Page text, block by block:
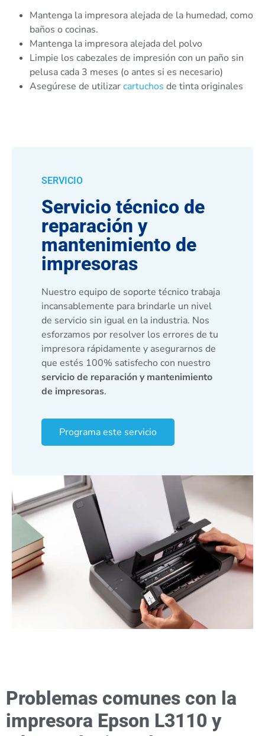
Mantenga la impresora alejada de la humedad, como
baños o cocinas.
Mantenga la impresora alejada del polvo
Limpie los cabezales de impresión con un paño sin
pelusa cada 3 meses (o antes si es necesario)
Asegúrese de utilizarcartuchos de tinta originales
SERVICIO
Servicio técnico de
reparación y
mantenimiento de
impresoras
Nuestro equipo de soporte técnico trabaja
incansablemente para brindarle un nivel
de servicio sin igual en la industria. Nos
esforzamos por resolver los errores de tu
impresora rápidamente y asegurarnos de
que estés 100% satisfecho con nuestro
servicio de reparación y mantenimiento
de impresoras.
Programa este servicio
Problemas comunes con la
impresora Epson L3110 y